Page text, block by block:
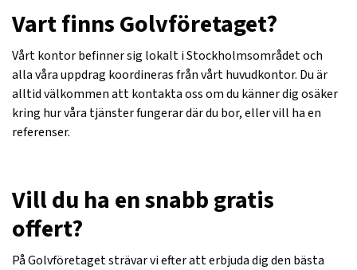
Vart finns Golvföretaget?
Vårt kontor befinner sig lokalt i Stockholmsområdet och
alla våra uppdrag koordineras från vårt huvudkontor. Du är
alltid välkommen att kontakta oss om du känner dig osäker
kring hur våra tjänster fungerar där du bor, eller vill ha en
referenser.
Vill du ha en snabb gratis
offert?
På Golvföretaget strävar vi efter att erbjuda dig den bästa